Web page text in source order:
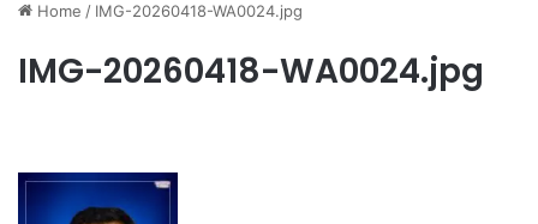
Home / IMG-20260418-WA0024.jpg
IMG-20260418-WA0024.jpg